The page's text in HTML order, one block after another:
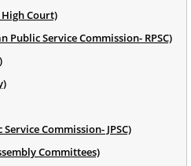
High Court)
Public Service Commission- RPSC)
Commission- JPSC)
Committees)